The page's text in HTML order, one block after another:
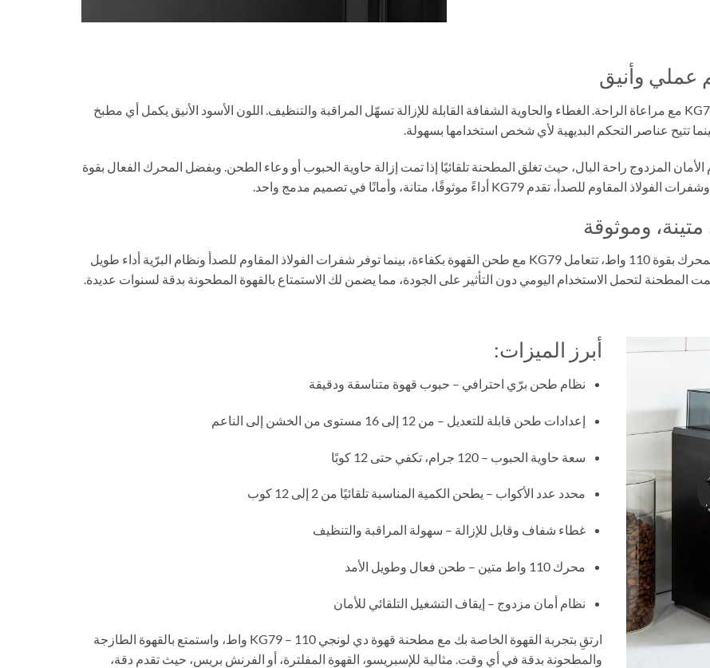
عملي وأنيق
صممت KG79 مع مراعاة الراحة. الغطاء والحاوية الشفافة القابلة للإزالة تسهّل المراقبة والتنظيف. اللون الأسود الأنيق يكمل أي مطبخ
تتيح عناصر التحكم البديهية لأي شخص استخدامها بسهولة.
الأمان المزدوج راحة البال، حيث تغلق المطحنة تلقائيًا إذا تمت إزالة حاوية الحبوب أو وعاء الطحن. وبفضل المحرك الفعال بقوة
متينة، وموثوقة
مدعومة بمحرك بقوة 110 واط، تتعامل KG79 مع طحن القهوة بكفاءة، بينما توفر شفرات الفولاذ المقاوم للصدأ ونظام البرّية أداء طويل
المطحنة لتحمل الاستخدام اليومي دون التأثير على الجودة، مما يضمن لك الاستمتاع بالقهوة المطحونة بدقة لسنوات عديدة.
أبرز الميزات:
نظام طحن برّي احترافي – حبوب قهوة متناسقة ودقيقة
إعدادات طحن قابلة للتعديل – من 12 إلى 16 مستوى من الخشن إلى الناعم
سعة حاوية الحبوب – 120 جرام، تكفي حتى 12 كوبًا
محدد عدد الأكواب – يطحن الكمية المناسبة تلقائيًا من 2 إلى 12 كوب
غطاء شفاف وقابل للإزالة – سهولة المراقبة والتنظيف
محرك 110 واط متين – طحن فعال وطويل الأمد
نظام أمان مزدوج – إيقاف التشغيل التلقائي للأمان
ارتقِ بتجربة القهوة الخاصة بك مع مطحنة قهوة دي لونجي KG79 – 110 واط، واستمتع بالقهوة الطازجة
والمطحونة بدقة في أي وقت. مثالية للإسبريسو، القهوة المفلترة، أو الفرنش بريس، حيث تقدم دقة،